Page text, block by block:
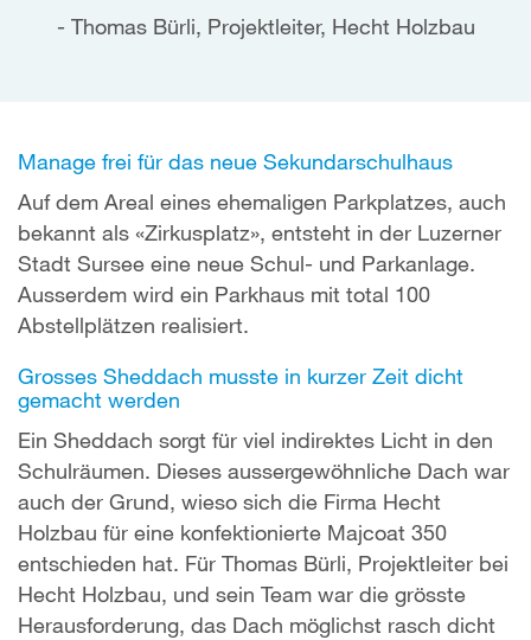
Thomas Bürli, Projektleiter, Hecht Holzbau
Manage frei für das neue Sekundarschulhaus
Auf dem Areal eines ehemaligen Parkplatzes, auch
bekannt als «Zirkusplatz», entsteht in der Luzerner
Stadt Sursee eine neue Schul- und Parkanlage.
Ausserdem wird ein Parkhaus mit total 100
Abstellplätzen realisiert.
Grosses Sheddach musste in kurzer Zeit dicht
gemacht werden
Ein Sheddach sorgt für viel indirektes Licht in den
Schulräumen. Dieses aussergewöhnliche Dach war
auch der Grund, wieso sich die Firma Hecht
Holzbau für eine konfektionierte Majcoat 350
entschieden hat. Für Thomas Bürli, Projektleiter bei
Hecht Holzbau, und sein Team war die grösste
Herausforderung, das Dach möglichst rasch dicht